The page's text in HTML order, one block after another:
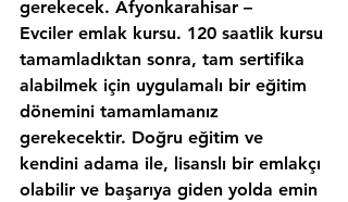
gerekecek. Afyonkarahisar –
Evciler emlak kursu. 120 saatlik kursu
tamamladıktan sonra, tam sertifika
alabilmek için uygulamalı bir eğitim
dönemini tamamlamanız
gerekecektir. Doğru eğitim ve
kendini adama ile, lisanslı bir emlakçı
olabilir ve başarıya giden yolda emin